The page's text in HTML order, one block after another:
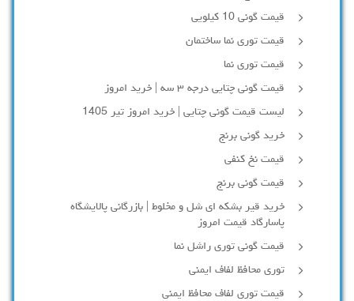
قیمت گونی 10 کیلویی
قیمت توری نما ساختمان
قیمت توری نما
قیمت گونی چتایی درجه ۳ سه | خرید امروز
لیست قیمت گونی چتایی | خرید امروز تیر 1405
خرید گونی برنج
قیمت نخ کنفی
قیمت گونی برنج
خرید قیر بشکه ای شل و مخلوط | بازرگانی پالایشگاه
پاسارگاد قیمت امروز
قیمت گونی توری راشل نما
توری محافظ لفاف ایمنی
قیمت توری لفاف محافظ ایمنی